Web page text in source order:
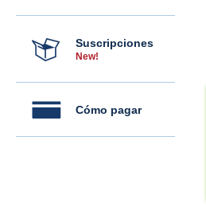
Suscripciones
New!
Cómo pagar